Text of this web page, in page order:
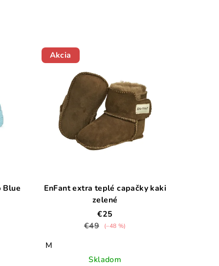
Plátené topánky D.D.Step Blue
Akcia
EnFant extra teplé capačky kaki
zelené
€25
€49
(–48 %)
M
Skladom